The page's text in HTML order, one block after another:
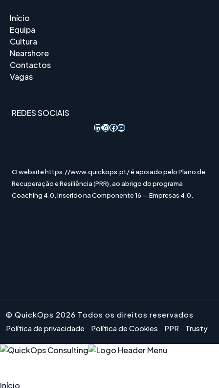
Início
Equipa
Cultura
Nearshore
Contactos
Vagas
REDES SOCIAIS
LinkedIn InstagramAcesso ao Facebook YouTube
O website https://www.quickops.pt/ é apoiado pelo Plano de
Recuperação e Resiliência (PRR), ao abrigo do programa
Coaching 4.0, inserido na Componente 16 — Empresas 4.0.
© QuickOps 2026 Todos os direitos reservados
Política de privacidade
Política de Cookies PPR Trusty
Início